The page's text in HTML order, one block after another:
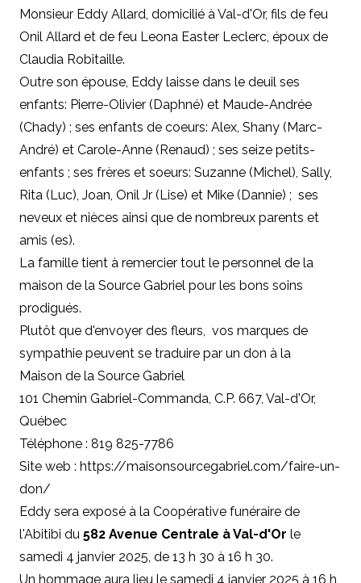
Monsieur Eddy Allard, domicilié à Val-d'Or, fils de feu
Onil Allard et de feu Leona Easter Leclerc, époux de
Claudia Robitaille.
Outre son épouse, Eddy laisse dans le deuil ses
enfants: Pierre-Olivier (Daphné) et Maude-Andrée
(Chady) ; ses enfants de coeurs: Alex, Shany (Marc-
André) et Carole-Anne (Renaud) ; ses seize petits-
enfants ; ses frères et soeurs: Suzanne (Michel), Sally,
Rita (Luc), Joan, Onil Jr (Lise) et Mike (Dannie) ; ses
neveux et nièces ainsi que de nombreux parents et
amis (es).
La famille tient à remercier tout le personnel de la
maison de la Source Gabriel pour les bons soins
prodigués.
Plutôt que d'envoyer des fleurs, vos marques de
sympathie peuvent se traduire par un don à la
Maison de la Source Gabriel
101 Chemin Gabriel-Commanda, C.P. 667, Val-d'Or,
Québec
Téléphone : 819 825-7786
Site web : https://maisonsourcegabriel.com/faire-un-
don/
Eddy sera exposé à la Coopérative funéraire de
l'Abitibi du 582 Avenue Centrale à Val-d'Or le
samedi 4 janvier 2025, de 13 h 30 à 16 h 30.
Un hommage aura lieu le samedi 4 janvier 2025 à 16 h